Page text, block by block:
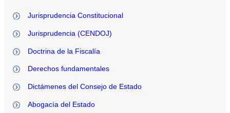
Jurisprudencia Constitucional
Jurisprudencia (CENDOJ)
Doctrina de la Fiscalía
Derechos fundamentales
Dictámenes del Consejo de Estado
Abogacía del Estado